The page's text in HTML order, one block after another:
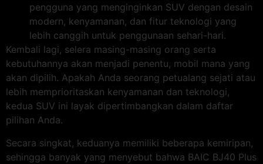
pengguna yang menginginkan SUV dengan desain
modern, kenyamanan, dan fitur teknologi yang
lebih canggih untuk penggunaan sehari-hari.
Kembali lagi, selera masing-masing orang serta
kebutuhannya akan menjadi penentu, mobil mana yang
akan dipilih. Apakah Anda seorang petualang sejati atau
lebih memprioritaskan kenyamanan dan teknologi,
kedua SUV ini layak dipertimbangkan dalam daftar
pilihan Anda.
Secara singkat, keduanya memiliki beberapa kemiripan,
sehingga banyak yang menyebut bahwa BAIC BJ40 Plus